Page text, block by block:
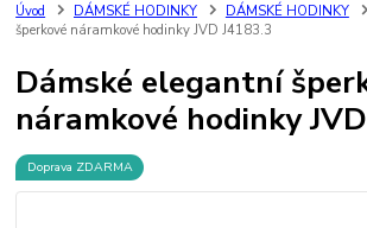
Úvod DÁMSKÉ HODINKY DÁMSKÉ HODINKY
šperkové náramkové hodinky JVD J4183.3
Dámské elegantní
náramkové hodinky
Doprava ZDARMA